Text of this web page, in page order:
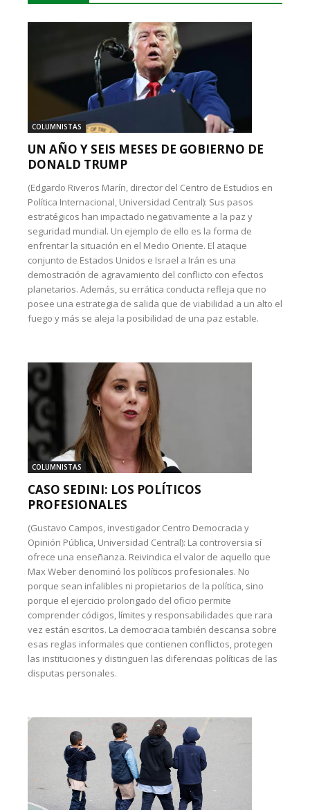
COLUMNISTAS
UN AÑO Y SEIS MESES DE GOBIERNO DE
DONALD TRUMP
(Edgardo Riveros Marín, director del Centro de Estudios en
Política Internacional, Universidad Central): Sus pasos
estratégicos han impactado negativamente a la paz y
seguridad mundial. Un ejemplo de ello es la forma de
enfrentar la situación en el Medio Oriente. El ataque
conjunto de Estados Unidos e Israel a Irán es una
demostración de agravamiento del conflicto con efectos
planetarios. Además, su errática conducta refleja que no
posee una estrategia de salida que de viabilidad a un alto el
fuego y más se aleja la posibilidad de una paz estable.
COLUMNISTAS
CASO SEDINI: LOS POLÍTICOS
PROFESIONALES
(Gustavo Campos, investigador Centro Democracia y
Opinión Pública, Universidad Central): La controversia sí
ofrece una enseñanza. Reivindica el valor de aquello que
Max Weber denominó los políticos profesionales. No
porque sean infalibles ni propietarios de la política, sino
porque el ejercicio prolongado del oficio permite
comprender códigos, límites y responsabilidades que rara
vez están escritos. La democracia también descansa sobre
esas reglas informales que contienen conflictos, protegen
las instituciones y distinguen las diferencias políticas de las
disputas personales.